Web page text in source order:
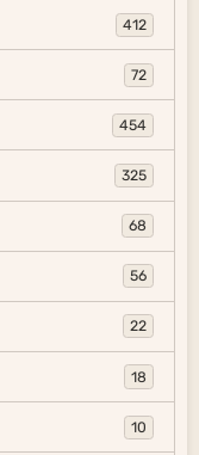
412
72
454
325
68
56
22
18
10